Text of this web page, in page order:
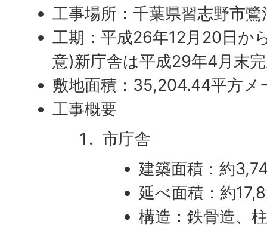
工事場所：千葉県習志野市
工期：平成26年12月20日か
意)新庁舎は平成29年4月末
敷地面積：35,204.44平方メ
工事概要
市庁舎
建築面積：約
延べ面積：約
構造：鉄骨造、